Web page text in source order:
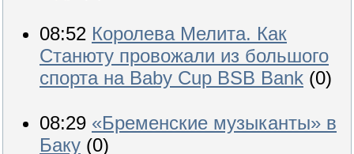
08:52 Королева Мелита. Как
Станюту провожали из большого
спорта на Baby Cup BSB Bank (0)
08:29 «Бременские музыканты» в
Баку (0)